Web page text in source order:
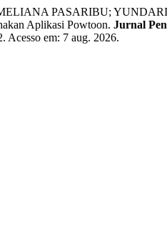
PASARIBU;
Aplikasi Powtoon. Jurnal
Acesso em: 7 aug. 2026.